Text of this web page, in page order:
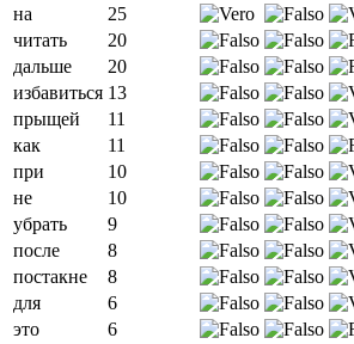
на
25
читать
20
дальше
20
избавиться 13
прыщей
11
как
11
при
10
не
10
убрать
9
после
8
постакне
8
для
6
это
6